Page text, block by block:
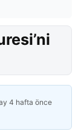
4 hafta önce